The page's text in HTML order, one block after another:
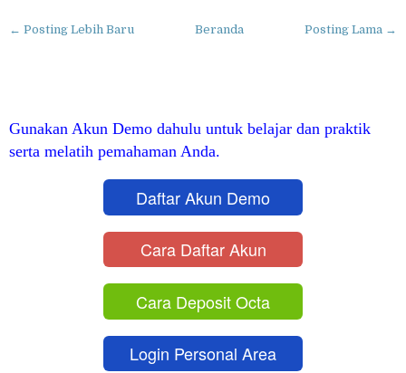
← Posting Lebih Baru Posting Lama →
Beranda
Gunakan Akun Demo dahulu untuk belajar dan praktik
serta melatih pemahaman Anda.
Daftar Akun Demo
Cara Daftar Akun
Cara Deposit Octa
Login Personal Area